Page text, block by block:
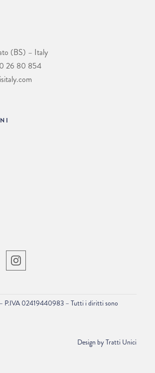
(BS) – Italy
26 80 854
P.IVA 02419440983 – Tutti i diritti sono
Design byTratti Unici